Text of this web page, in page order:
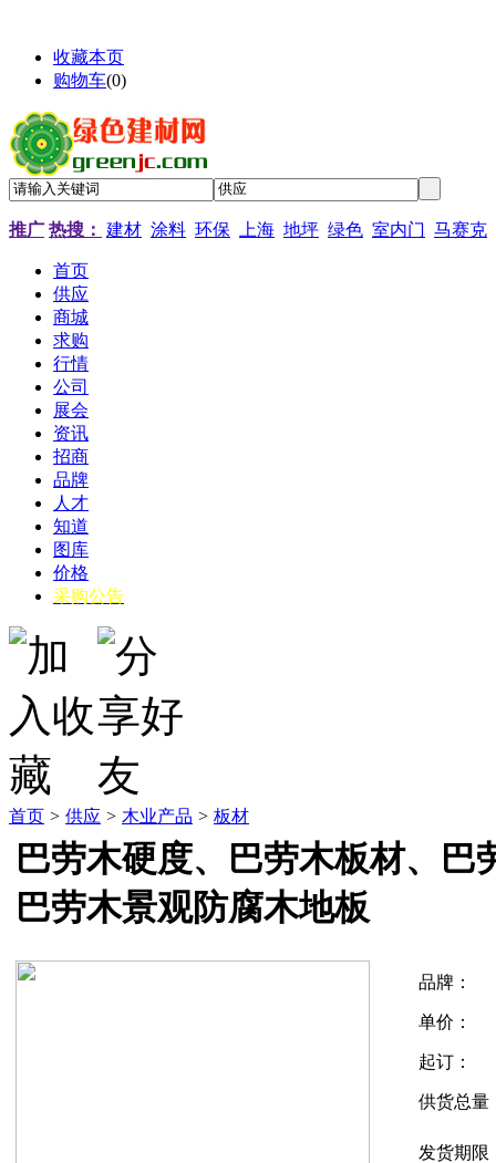
收藏本页
购物车(0)
推广 热搜： 建材 涂料 环保 上海 地坪 绿色 室内门 马赛克
首页
供应
商城
求购
行情
公司
展会
资讯
招商
品牌
人才
知道
图库
价格
采购公告
首页 > 供应 > 木业产品 > 板材
巴劳木硬度、巴劳木板材、巴
巴劳木景观防腐木地板
品牌：
单价：
起订：
供货总量
发货期限